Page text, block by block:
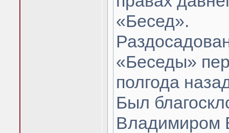
«Бесед».
«Беседы»
полгода
Был
Владимиром